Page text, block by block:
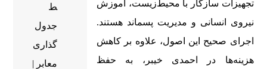
تجهیزات سازگار با محیط‌زیست، آموزش
نیروی انسانی و مدیریت پسماند هستند.
اجرای صحیح این اصول، علاوه بر کاهش
هزینه‌ها در احمدی خیبر، به حفظ
ط
جدول
گذاری
معابر |